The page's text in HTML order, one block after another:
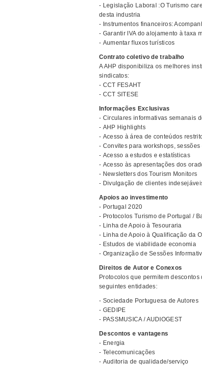
- Legislação Laboral :O Turismo
desta industria
- Instrumentos financeiros:
- Garantir IVA do alojamento à taxa
- Aumentar fluxos turísticos
Contrato coletivo de trabalho
A AHP disponibiliza os melhores
sindicatos:
- CCT FESAHT
- CCT SITESE
Informações Exclusivas
- Circulares informativas semanais
- AHP Highlights
- Acesso à área de conteúdos
- Convites para workshops,
- Acesso a estudos e estatísticas
- Acesso às apresentações dos
- Newsletters dos Tourism Monitors
- Divulgação de clientes
Apoios ao investimento
- Portugal 2020
- Protocolos Turismo de Portugal /
- Linha de Apoio à Tesouraria
- Linha de Apoio à Qualificação da
- Estudos de viabilidade economia
- Organização de Sessões
Direitos de Autor e Conexos
Protocolos que permitem
seguintes entidades:
- Sociedade Portuguesa de Autores
- GEDIPE
- PASSMUSICA / AUDIOGEST
Descontos e vantagens
- Energia
- Telecomunicações
- Auditoria de qualidade/serviço